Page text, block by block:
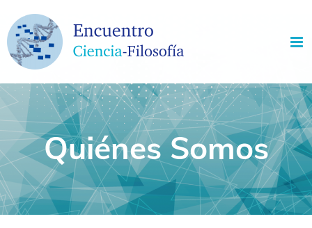
to
content
Quiénes Somos